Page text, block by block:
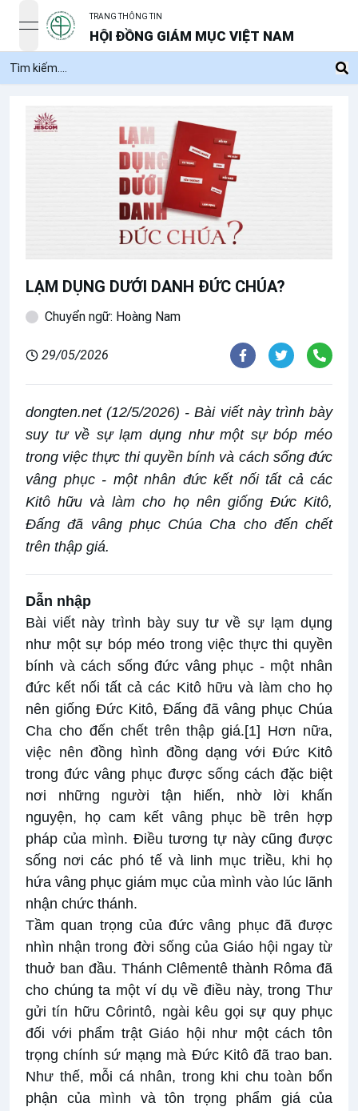
open navigation menu
TRANG THÔNG TIN
HỘI ĐỒNG GIÁM MỤC VIỆT NAM
LẠM DỤNG DƯỚI DANH ĐỨC CHÚA?
Chuyển ngữ: Hoàng Nam
29/05/2026
dongten.net (12/5/2026) - Bài viết này trình bày
suy tư về sự lạm dụng như một sự bóp méo
trong việc thực thi quyền bính và cách sống đức
vâng phục - một nhân đức kết nối tất cả các
Kitô hữu và làm cho họ nên giống Đức Kitô,
Đấng đã vâng phục Chúa Cha cho đến chết
trên thập giá.
Dẫn nhập
Bài viết này trình bày suy tư về sự lạm dụng
như một sự bóp méo trong việc thực thi quyền
bính và cách sống đức vâng phục - một nhân
đức kết nối tất cả các Kitô hữu và làm cho họ
nên giống Đức Kitô, Đấng đã vâng phục Chúa
Cha cho đến chết trên thập giá.[1] Hơn nữa,
việc nên đồng hình đồng dạng với Đức Kitô
trong đức vâng phục được sống cách đặc biệt
nơi những người tận hiến, nhờ lời khấn
nguyện, họ cam kết vâng phục bề trên hợp
pháp của mình. Điều tương tự này cũng được
sống nơi các phó tế và linh mục triều, khi họ
hứa vâng phục giám mục của mình vào lúc lãnh
nhận chức thánh.
Tầm quan trọng của đức vâng phục đã được
nhìn nhận trong đời sống của Giáo hội ngay từ
thuở ban đầu. Thánh Clêmentê thành Rôma đã
cho chúng ta một ví dụ về điều này, trong Thư
gửi tín hữu Côrintô, ngài kêu gọi sự quy phục
đối với phẩm trật Giáo hội như một cách tôn
trọng chính sứ mạng mà Đức Kitô đã trao ban.
Như thế, mỗi cá nhân, trong khi chu toàn bổn
phận của mình và tôn trọng phẩm giá của